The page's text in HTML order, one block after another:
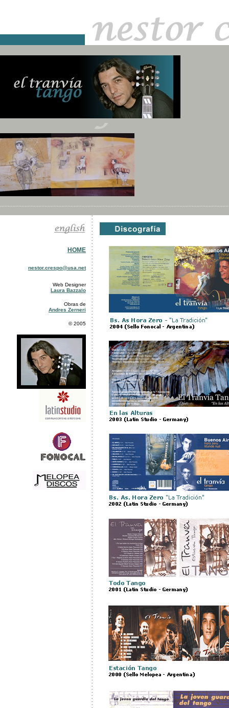
HOME
nestor.crespo@usa.net
Web Designer
Laura Bazzalo
Obras de
Andres Zerneri
© 2005